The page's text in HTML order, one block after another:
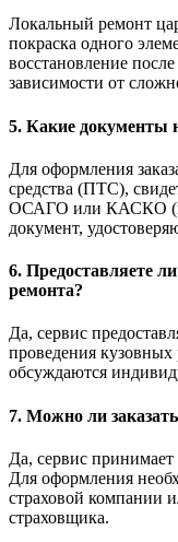
Локальный ремонт
покраска одного
восстановление
зависимости от
5. Какие документы
Для оформления
средства (ПТС),
ОСАГО или КАСКО
документ,
6. Предоставляете
ремонта?
Да, сервис
проведения кузовных
обсуждаются
7. Можно ли
Да, сервис
Для оформления
страховой компании
страховщика.